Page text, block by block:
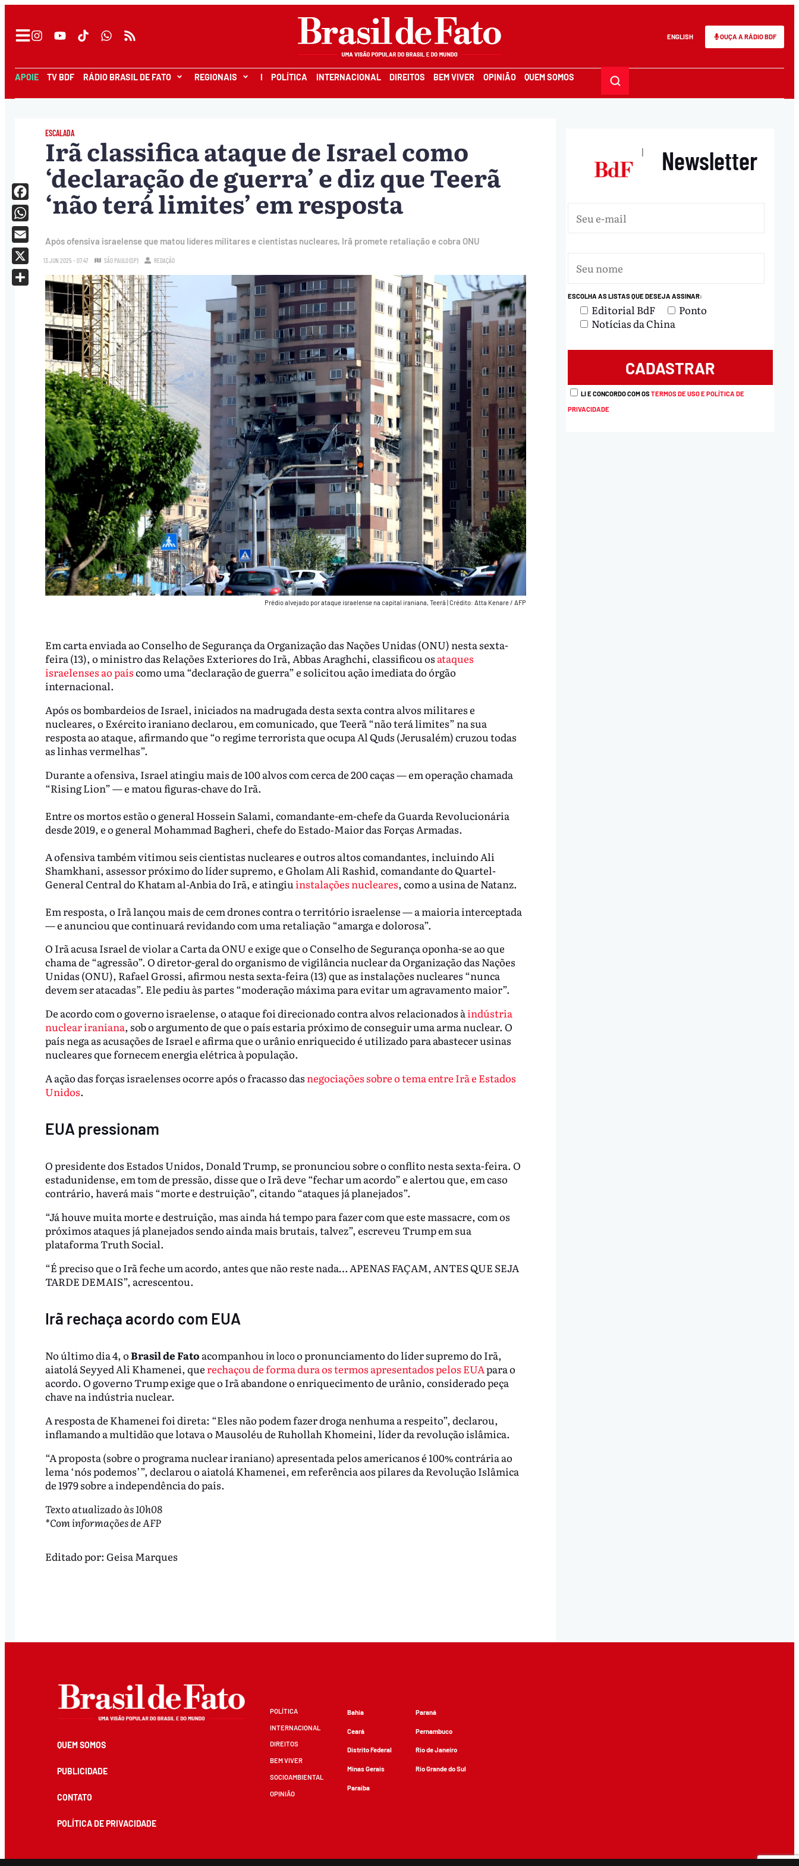
ENGLISH OUÇA A RÁDIO BDF
APOIE TV BDF RÁDIO BRASIL DE FATO REGIONAIS I POLÍTICA INTERNACIONAL DIREITOS BEM VIVER OPINIÃO QUEM SOMOS
ESCALADA
Irã classifica ataque de Israel como
‘declaração de guerra’ e diz que Teerã
‘não terá limites’ em resposta
Após ofensiva israelense que matou líderes militares e cientistas nucleares, Irã promete retaliação e cobra ONU
13.JUN.2025 - 07:47 SÃO PAULO (SP) REDAÇÃO
Prédio alvejado por ataque israelense na capital iraniana, Teerã Crédito: Atta Kenare / AFP
Em carta enviada ao Conselho de Segurança da Organização das Nações Unidas (ONU) nesta sexta-
feira (13), o ministro das Relações Exteriores do Irã, Abbas Araghchi, classificou os ataques
israelenses ao paíscomo uma “declaração de guerra” e solicitou ação imediata do órgão
internacional.
Após os bombardeios de Israel, iniciados na madrugada desta sexta contra alvos militares e
nucleares, o Exército iraniano declarou, em comunicado, que Teerã “não terá limites” na sua
resposta ao ataque, afirmando que “o regime terrorista que ocupa Al Quds (Jerusalém) cruzou todas
as linhas vermelhas”.
Durante a ofensiva, Israel atingiu mais de 100 alvos com cerca de 200 caças — em operação chamada
“Rising Lion” — e matou figuras-chave do Irã.
Entre os mortos estão o general Hossein Salami, comandante-em-chefe da Guarda Revolucionária
desde 2019, e o general Mohammad Bagheri, chefe do Estado‑Maior das Forças Armadas.
A ofensiva também vitimou seis cientistas nucleares e outros altos comandantes, incluindo Ali
Shamkhani, assessor próximo do líder supremo, e Gholam Ali Rashid, comandante do Quartel-
General Central do Khatam al-Anbia do Irã, e atingiu instalações nucleares, como a usina de Natanz.
Em resposta, o Irã lançou mais de cem drones contra o território israelense — a maioria interceptada
— e anunciou que continuará revidando com uma retaliação “amarga e dolorosa”.
O Irã acusa Israel de violar a Carta da ONU e exige que o Conselho de Segurança oponha-se ao que
chama de “agressão”. O diretor-geral do organismo de vigilância nuclear da Organização das Nações
Unidas (ONU), Rafael Grossi, afirmou nesta sexta-feira (13) que as instalações nucleares “nunca
devem ser atacadas”. Ele pediu às partes “moderação máxima para evitar um agravamento maior”.
De acordo com o governo israelense, o ataque foi direcionado contra alvos relacionados àindústria
nuclear iraniana, sob o argumento de que o país estaria próximo de conseguir uma arma nuclear. O
país nega as acusações de Israel e afirma que o urânio enriquecido é utilizado para abastecer usinas
nucleares que fornecem energia elétrica à população.
A ação das forças israelenses ocorre após o fracasso das negociações sobre o tema entre Irã e Estados
Unidos.
EUA pressionam
O presidente dos Estados Unidos, Donald Trump, se pronunciou sobre o conflito nesta sexta-feira. O
estadunidense, em tom de pressão, disse que o Irã deve “fechar um acordo” e alertou que, em caso
contrário, haverá mais “morte e destruição”, citando “ataques já planejados”.
“Já houve muita morte e destruição, mas ainda há tempo para fazer com que este massacre, com os
próximos ataques já planejados sendo ainda mais brutais, talvez”, escreveu Trump em sua
plataforma Truth Social.
“É preciso que o Irã feche um acordo, antes que não reste nada… APENAS FAÇAM, ANTES QUE SEJA
TARDE DEMAIS”, acrescentou.
Irã rechaça acordo com EUA
No último dia 4, oBrasil de Fato acompanhouin locoo pronunciamento do líder supremo do Irã,
aiatolá Seyyed Ali Khamenei, que rechaçou de forma dura os termos apresentados pelos EUApara o
acordo. O governo Trump exige que o Irã abandone o enriquecimento de urânio, considerado peça
chave na indústria nuclear.
A resposta de Khamenei foi direta: “Eles não podem fazer droga nenhuma a respeito”, declarou,
inflamando a multidão que lotava o Mausoléu de Ruhollah Khomeini, líder da revolução islâmica.
“A proposta (sobre o programa nuclear iraniano) apresentada pelos americanos é 100% contrária ao
lema ‘nós podemos’”, declarou o aiatolá Khamenei, em referência aos pilares da Revolução Islâmica
de 1979 sobre a independência do país.
Texto atualizado às 10h08
*Com informações de AFP
Facebook
WhatsApp
Email
X
Editado por: Geisa Marques
| Newsletter
ESCOLHA AS LISTAS QUE DESEJA ASSINAR:
Editorial BdF
Ponto
Notícias da China
LI E CONCORDO COM OSTERMOS DE USO E POLÍTICA DE
PRIVACIDADE
QUEM SOMOS
PUBLICIDADE
CONTATO
POLÍTICA DE PRIVACIDADE
POLÍTICA
INTERNACIONAL
DIREITOS
BEM VIVER
SOCIOAMBIENTAL
OPINIÃO
Bahia
Ceará
Distrito Federal
Minas Gerais
Paraíba
Paraná
Pernambuco
Rio de Janeiro
Rio Grande do Sul